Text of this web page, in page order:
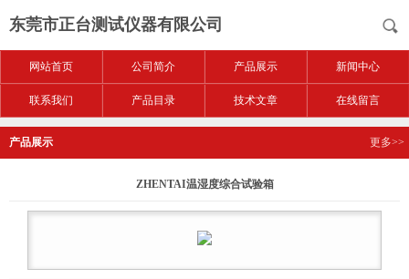
东莞市正台测试仪器有限公司
网站首页 公司简介 产品展示 新闻中心
联系我们 产品目录 技术文章 在线留言
产品展示 更多>>
ZHENTAI温湿度综合试验箱